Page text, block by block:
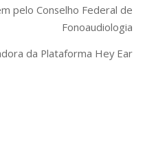
pelo Conselho Federal de
Fonoaudiologia
da Plataforma Hey Ear